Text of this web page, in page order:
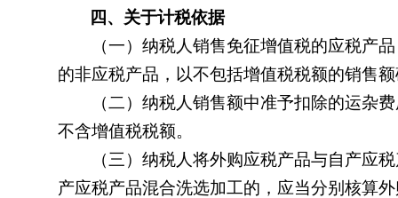
四、关于计税依据
（一）纳税人销售免征增值税的应税产品
的非应税产品，以不包括增值税税额的销售
（二）纳税人销售额中准予扣除的运杂费
不含增值税税额。
（三）纳税人将外购应税产品与自产应税
产应税产品混合洗选加工的，应当分别核算